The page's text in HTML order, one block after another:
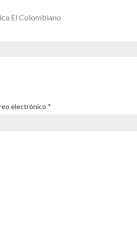
El Colombiano
electrónico *